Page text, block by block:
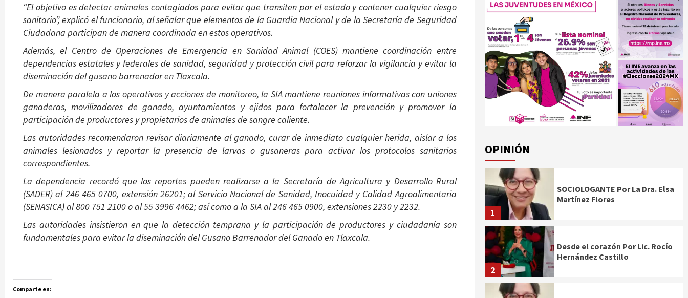
“El objetivo es detectar animales contagiados para evitar que transiten por el estado y contener cualquier riesgo
sanitario”, explicó el funcionario, al señalar que elementos de la Guardia Nacional y de la Secretaría de Seguridad
Ciudadana participan de manera coordinada en estos operativos.
Además, el Centro de Operaciones de Emergencia en Sanidad Animal (COES) mantiene coordinación entre
dependencias estatales y federales de sanidad, seguridad y protección civil para reforzar la vigilancia y evitar la
diseminación del gusano barrenador en Tlaxcala.
De manera paralela a los operativos y acciones de monitoreo, la SIA mantiene reuniones informativas con uniones
ganaderas, movilizadores de ganado, ayuntamientos y ejidos para fortalecer la prevención y promover la
participación de productores y propietarios de animales de sangre caliente.
Las autoridades recomendaron revisar diariamente al ganado, curar de inmediato cualquier herida, aislar a los
animales lesionados y reportar la presencia de larvas o gusaneras para activar los protocolos sanitarios
correspondientes.
La dependencia recordó que los reportes pueden realizarse a la Secretaría de Agricultura y Desarrollo Rural
(SADER) al 246 465 0700, extensión 26201; al Servicio Nacional de Sanidad, Inocuidad y Calidad Agroalimentaria
(SENASICA) al 800 751 2100 o al 55 3996 4462; así como a la SIA al 246 465 0900, extensiones 2230 y 2232.
Las autoridades insistieron en que la detección temprana y la participación de productores y ciudadanía son
fundamentales para evitar la diseminación del Gusano Barrenador del Ganado en Tlaxcala.
Comparte en:
OPINIÓN
1
SOCIOLOGANTE Por La Dra. Elsa
Martínez Flores
2
Desde el corazón Por Lic. Rocío
Hernández Castillo